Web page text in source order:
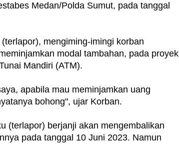
Medan/Polda Sumut, pada tanggal
mengiming-imingi korban
modal tambahan, pada proyek
Mandiri (ATM).
apabila mau meminjamkan uang
bohong", ujar Korban.
(terlapor) berjanji akan mengembalikan
pada tanggal 10 Juni 2023. Namun